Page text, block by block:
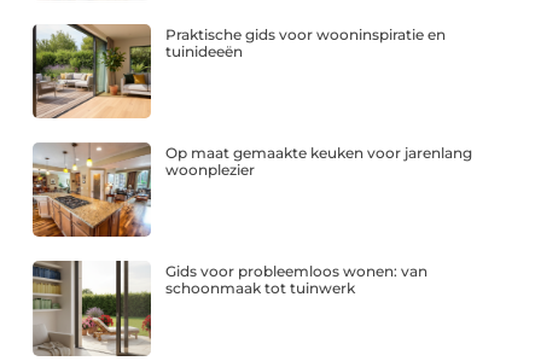
Praktische gids voor wooninspiratie en
tuinideeën
Op maat gemaakte keuken voor jarenlang
woonplezier
Gids voor probleemloos wonen: van
schoonmaak tot tuinwerk